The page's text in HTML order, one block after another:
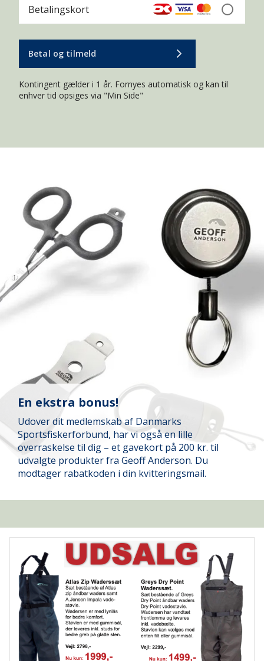
Betalingskort
Betal og tilmeld
Kontingent gælder i 1 år. Fornyes automatisk og kan til
enhver tid opsiges via "Min Side"
En ekstra bonus!
Udover dit medlemskab af Danmarks
Sportsfiskerforbund, har vi også en lille
overraskelse til dig – et gavekort på 200 kr. til
udvalgte produkter fra Geoff Anderson. Du
modtager rabatkoden i din kvitteringsmail.